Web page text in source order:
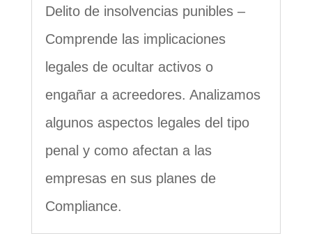
Delito de insolvencias punibles –
Comprende las implicaciones
legales de ocultar activos o
engañar a acreedores. Analizamos
algunos aspectos legales del tipo
penal y como afectan a las
empresas en sus planes de
Compliance.